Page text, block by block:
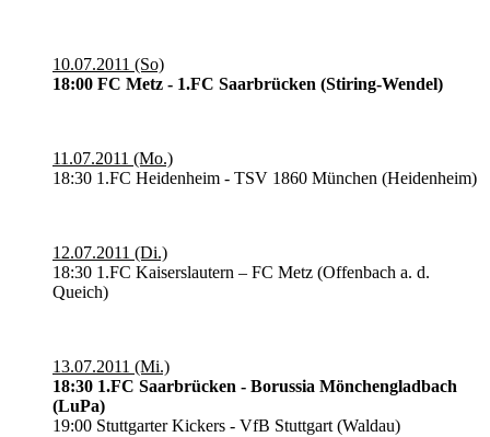
10.07.2011 (So)
18:00 FC Metz - 1.FC Saarbrücken (Stiring-Wendel)
11.07.2011 (Mo.)
18:30 1.FC Heidenheim - TSV 1860 München (Heidenheim)
12.07.2011 (Di.)
18:30 1.FC Kaiserslautern – FC Metz (Offenbach a. d.
Queich)
13.07.2011 (Mi.)
18:30 1.FC Saarbrücken - Borussia Mönchengladbach
(LuPa)
19:00 Stuttgarter Kickers - VfB Stuttgart (Waldau)